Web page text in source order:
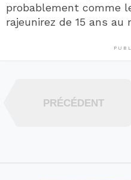
probablement comme
rajeunirez de 15 ans au
PRÉCÉDENT